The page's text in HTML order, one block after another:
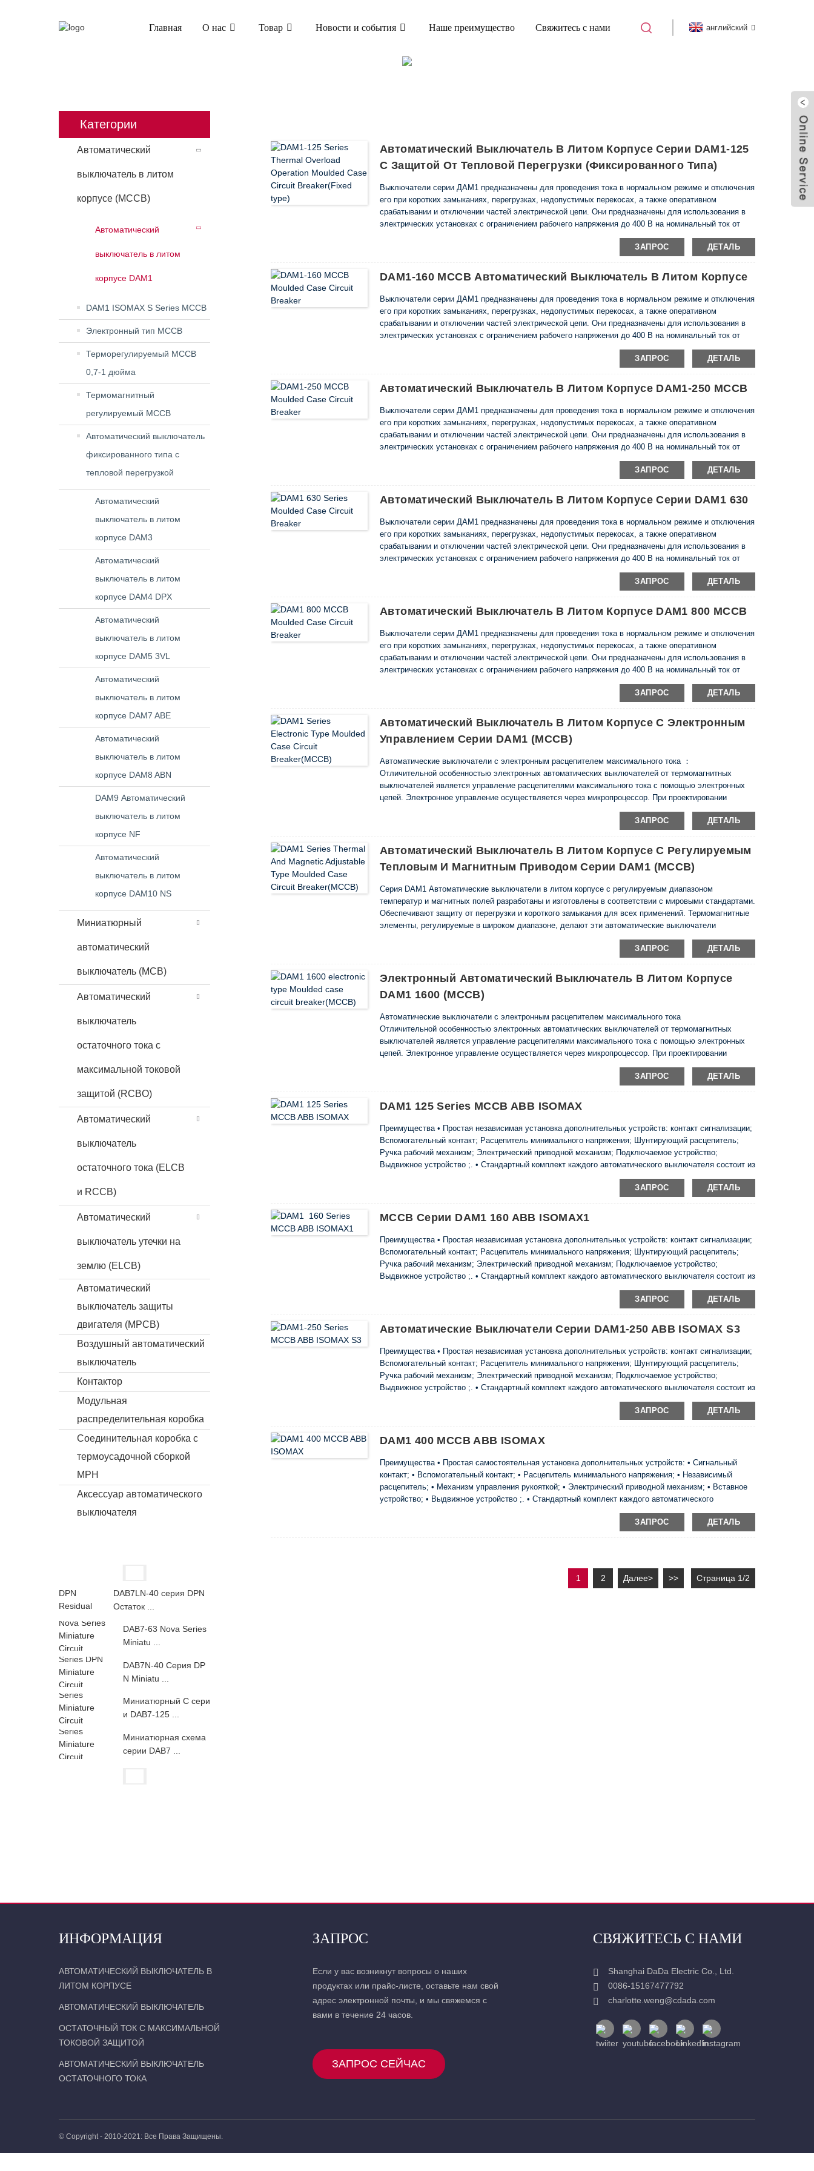
Главная О нас Товар Новости и события Наше преимущество Свяжитесь с нами английский
Категории
Автоматический
выключатель в литом
корпусе (MCCB)
Автоматический
выключатель в литом
корпусе DAM1
DAM1 ISOMAX S Series MCCB
Электронный тип MCCB
Терморегулируемый MCCB
0,7-1 дюйма
Термомагнитный
регулируемый MCCB
Автоматический выключатель
фиксированного типа с
тепловой перегрузкой
Автоматический
выключатель в литом
корпусе DAM3
Автоматический
выключатель в литом
корпусе DAM4 DPX
Автоматический
выключатель в литом
корпусе DAM5 3VL
Автоматический
выключатель в литом
корпусе DAM7 ABE
Автоматический
выключатель в литом
корпусе DAM8 ABN
DAM9 Автоматический
выключатель в литом
корпусе NF
Автоматический
выключатель в литом
корпусе DAM10 NS
Миниатюрный
автоматический
выключатель (MCB)
Автоматический
выключатель
остаточного тока с
максимальной токовой
защитой (RCBO)
Автоматический
выключатель
остаточного тока (ELCB
и RCCB)
Автоматический
выключатель утечки на
землю (ELCB)
Автоматический
выключатель защиты
двигателя (MPCB)
Воздушный автоматический
выключатель
Контактор
Модульная
распределительная коробка
Соединительная коробка с
термоусадочной сборкой
MPH
Аксессуар автоматического
выключателя
DAB7LN-40 серия DPN
Остаток ...
DAB7-63 Nova Series
Miniatu ...
DAB7N-40 Серия DP
N Miniatu ...
Миниатюрный C сери
и DAB7-125 ...
Миниатюрная схема
серии DAB7 ...
Автоматический Выключатель В Литом Корпусе Серии DAM1-125
С Защитой От Тепловой Перегрузки (фиксированного Типа)
Выключатели серии ДАМ1 предназначены для проведения тока в нормальном режиме и отключения
его при коротких замыканиях, перегрузках, недопустимых перекосах, а также оперативном
срабатывании и отключении частей электрической цепи. Они предназначены для использования в
электрических установках с ограничением рабочего напряжения до 400 В на номинальный ток от
ЗАПРОС ДЕТАЛЬ
DAM1-160 MCCB Автоматический Выключатель В Литом Корпусе
Выключатели серии ДАМ1 предназначены для проведения тока в нормальном режиме и отключения
его при коротких замыканиях, перегрузках, недопустимых перекосах, а также оперативном
срабатывании и отключении частей электрической цепи. Они предназначены для использования в
электрических установках с ограничением рабочего напряжения до 400 В на номинальный ток от
ЗАПРОС ДЕТАЛЬ
Автоматический Выключатель В Литом Корпусе DAM1-250 MCCB
Выключатели серии ДАМ1 предназначены для проведения тока в нормальном режиме и отключения
его при коротких замыканиях, перегрузках, недопустимых перекосах, а также оперативном
срабатывании и отключении частей электрической цепи. Они предназначены для использования в
электрических установках с ограничением рабочего напряжения до 400 В на номинальный ток от
ЗАПРОС ДЕТАЛЬ
Автоматический Выключатель В Литом Корпусе Серии DAM1 630
Выключатели серии ДАМ1 предназначены для проведения тока в нормальном режиме и отключения
его при коротких замыканиях, перегрузках, недопустимых перекосах, а также оперативном
срабатывании и отключении частей электрической цепи. Они предназначены для использования в
электрических установках с ограничением рабочего напряжения до 400 В на номинальный ток от
ЗАПРОС ДЕТАЛЬ
Автоматический Выключатель В Литом Корпусе DAM1 800 MCCB
Выключатели серии ДАМ1 предназначены для проведения тока в нормальном режиме и отключения
его при коротких замыканиях, перегрузках, недопустимых перекосах, а также оперативном
срабатывании и отключении частей электрической цепи. Они предназначены для использования в
электрических установках с ограничением рабочего напряжения до 400 В на номинальный ток от
ЗАПРОС ДЕТАЛЬ
Автоматический Выключатель В Литом Корпусе С Электронным
Управлением Серии DAM1 (MCCB)
Автоматические выключатели с электронным расцепителем максимального тока ：
Отличительной особенностью электронных автоматических выключателей от термомагнитных
выключателей является управление расцепителями максимального тока с помощью электронных
цепей. Электронное управление осуществляется через микропроцессор. При проектировании
электронной схемы были учтены худшие возможности, которые могут возникнуть в процессе
эксплуатации. При больших токах цепи прямое размыкание обеспечивается без использования
-Максимальный, минимальный, средний и т.д. Значения потребляемого тока в различных временных
интервалах (день-ночь) могут быть приняты. Области регулирования номинального и мгновенного
тока размыкания электронных автоматических выключателей довольно широки. Эта особенность
выключатели не подвержены влиянию температуры окружающей среды.
ЗАПРОС ДЕТАЛЬ
Автоматический Выключатель В Литом Корпусе С Регулируемым
Тепловым И Магнитным Приводом Серии DAM1 (MCCB)
Серия DAM1 Автоматические выключатели в литом корпусе с регулируемым диапазоном
температур и магнитных полей разработаны и изготовлены в соответствии с мировыми стандартами.
Обеспечивают защиту от перегрузки и короткого замыкания для всех применений. Термомагнитные
элементы, регулируемые в широком диапазоне, делают эти автоматические выключатели
ЗАПРОС
ДЕТАЛЬ
Электронный Автоматический Выключатель В Литом Корпусе
DAM1 1600 (MCCB)
Автоматические выключатели с электронным расцепителем максимального тока
Отличительной особенностью электронных автоматических выключателей от термомагнитных
выключателей является управление расцепителями максимального тока с помощью электронных
цепей. Электронное управление осуществляется через микропроцессор. При проектировании
электронной схемы были учтены худшие возможности, которые могут возникнуть в процессе
эксплуатации. При больших токах цепи прямое размыкание обеспечивается без использования
-Максимальный, минимальный, средний и т.д. Значения потребляемого тока в различных временных
тока размыкания электронных автоматических выключателей довольно широки. Эта особенность
обеспечивает широкие возможности использования выключателя. Кроме того, электронные
выключатели не подвержены влиянию температуры окружающей среды.
ЗАПРОС ДЕТАЛЬ
DAM1 125 Series MCCB ABB ISOMAX
Преимущества • Простая независимая установка дополнительных устройств: контакт сигнализации;
Вспомогательный контакт; Расцепитель минимального напряжения; Шунтирующий расцепитель;
Ручка рабочий механизм; Электрический приводной механизм; Подключаемое устройство;
Выдвижное устройство ;. • Стандартный комплект каждого автоматического выключателя состоит из
соединительных шин или кабельных наконечников, фазоразделителей, набора винтов и гаек для его
крепления на монтажной панели. • С помощью специального зажима блоки 125 и 160 можно
ЗАПРОС ДЕТАЛЬ
MCCB Серии DAM1 160 ABB ISOMAX1
Преимущества • Простая независимая установка дополнительных устройств: контакт сигнализации;
Вспомогательный контакт; Расцепитель минимального напряжения; Шунтирующий расцепитель;
Ручка рабочий механизм; Электрический приводной механизм; Подключаемое устройство;
Выдвижное устройство ;. • Стандартный комплект каждого автоматического выключателя состоит из
соединительных шин или кабельных наконечников, фазоразделителей, набора винтов и гаек для его
крепления на монтажной панели. • С помощью специального зажима блоки 125 и 160 могут быть
ЗАПРОС ДЕТАЛЬ
Автоматические Выключатели Серии DAM1-250 ABB ISOMAX S3
Преимущества • Простая независимая установка дополнительных устройств: контакт сигнализации;
Вспомогательный контакт; Расцепитель минимального напряжения; Шунтирующий расцепитель;
Ручка рабочий механизм; Электрический приводной механизм; Подключаемое устройство;
Выдвижное устройство ;. • Стандартный комплект каждого автоматического выключателя состоит из
соединительных шин или кабельных наконечников, фазоразделителей, набора винтов и гаек для его
крепления на монтажной панели. • С помощью специального зажима блоки 125 и 160 могут быть
ЗАПРОС ДЕТАЛЬ
DAM1 400 MCCB ABB ISOMAX
Преимущества • Простая самостоятельная установка дополнительных устройств: • Сигнальный
контакт; • Вспомогательный контакт; • Расцепитель минимального напряжения; • Независимый
расцепитель; • Механизм управления рукояткой; • Электрический приводной механизм; • Вставное
устройство; • Выдвижное устройство ;. • Стандартный комплект каждого автоматического
выключателя состоит из соединительных шин или кабельных наконечников, фазоразделителей,
набора винтов и гаек для его крепления на • монтажной панели. • С помощью специального зажима
ЗАПРОС ДЕТАЛЬ
1 2 Далее> >> Страница 1/2
ИНФОРМАЦИЯ
АВТОМАТИЧЕСКИЙ ВЫКЛЮЧАТЕЛЬ В
ЛИТОМ КОРПУСЕ
АВТОМАТИЧЕСКИЙ ВЫКЛЮЧАТЕЛЬ
ОСТАТОЧНЫЙ ТОК С МАКСИМАЛЬНОЙ
ТОКОВОЙ ЗАЩИТОЙ
АВТОМАТИЧЕСКИЙ ВЫКЛЮЧАТЕЛЬ
ОСТАТОЧНОГО ТОКА
ЗАПРОС
Если у вас возникнут вопросы о наших
продуктах или прайс-листе, оставьте нам свой
адрес электронной почты, и мы свяжемся с
вами в течение 24 часов.
ЗАПРОС СЕЙЧАС
СВЯЖИТЕСЬ С НАМИ
Shanghai DaDa Electric Co., Ltd.
0086-15167477792
charlotte.weng@cdada.com
© Copyright - 2010-2021: Все Права Защищены.